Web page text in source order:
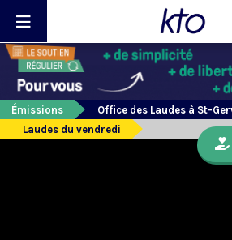
Émissions
Office des Laudes à St-
Laudes du vendredi